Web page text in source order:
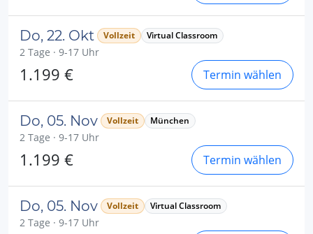
Do, 22. Okt Vollzeit Virtual Classroom
2 Tage · 9-17 Uhr
1.199 € Termin wählen
Do, 05. Nov Vollzeit München
2 Tage · 9-17 Uhr
1.199 € Termin wählen
Do, 05. Nov Vollzeit Virtual Classroom
2 Tage · 9-17 Uhr